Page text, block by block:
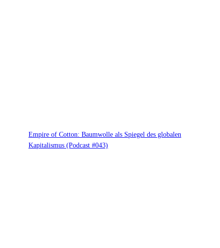
Empire of Cotton: Baumwolle als Spiegel des globalen
Kapitalismus (Podcast #043)